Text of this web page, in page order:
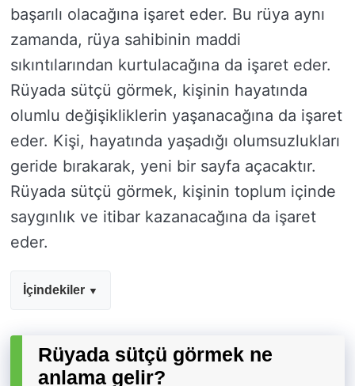
başarılı olacağına işaret eder. Bu rüya aynı
zamanda, rüya sahibinin maddi
sıkıntılarından kurtulacağına da işaret eder.
Rüyada sütçü görmek, kişinin hayatında
olumlu değişikliklerin yaşanacağına da işaret
eder. Kişi, hayatında yaşadığı olumsuzlukları
geride bırakarak, yeni bir sayfa açacaktır.
Rüyada sütçü görmek, kişinin toplum içinde
saygınlık ve itibar kazanacağına da işaret
eder.
İçindekiler
Rüyada sütçü görmek ne
anlama gelir?